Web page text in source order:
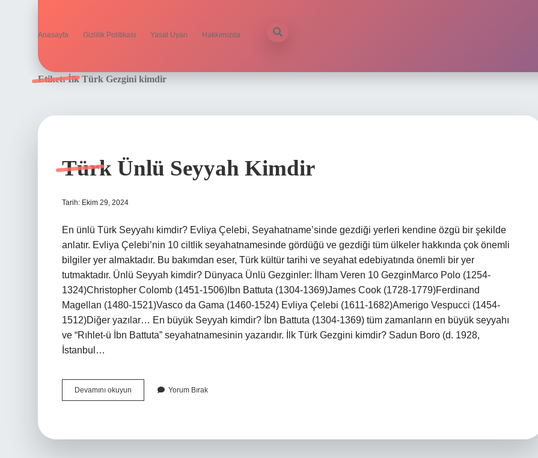
Anasayfa Gizlilik Politikası Yasal Uyarı Hakkımızda
Etiket:İlk Türk Gezgini kimdir
Türk Ünlü Seyyah Kimdir
Tarih: Ekim 29, 2024
En ünlü Türk Seyyahı kimdir? Evliya Çelebi, Seyahatname’sinde gezdiği yerleri kendine özgü bir şekilde
anlatır. Evliya Çelebi’nin 10 ciltlik seyahatnamesinde gördüğü ve gezdiği tüm ülkeler hakkında çok önemli
bilgiler yer almaktadır. Bu bakımdan eser, Türk kültür tarihi ve seyahat edebiyatında önemli bir yer
tutmaktadır. Ünlü Seyyah kimdir? Dünyaca Ünlü Gezginler: İlham Veren 10 GezginMarco Polo (1254-
1324)Christopher Colomb (1451-1506)Ibn Battuta (1304-1369)James Cook (1728-1779)Ferdinand
Magellan (1480-1521)Vasco da Gama (1460-1524) Evliya Çelebi (1611-1682)Amerigo Vespucci (1454-
1512)Diğer yazılar… En büyük Seyyah kimdir? İbn Battuta (1304-1369) tüm zamanların en büyük seyyahı
ve “Rıhlet-ü İbn Battuta” seyahatnamesinin yazarıdır. İlk Türk Gezgini kimdir? Sadun Boro (d. 1928,
İstanbul…
Devamını okuyun
Ünlü
Yorum Bırak